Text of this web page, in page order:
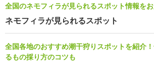
全国のネモフィラが見られるスポット情報を
ネモフィラが見られるスポット
全国各地のおすすめ潮干狩りスポットを紹介
るもの採り方のコツも